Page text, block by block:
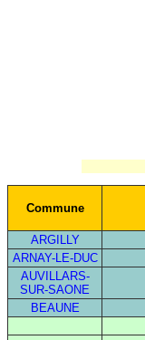
Commune
ARGILLY
ARNAY-LE-DUC
AUVILLARS-
SUR-SAONE
BEAUNE